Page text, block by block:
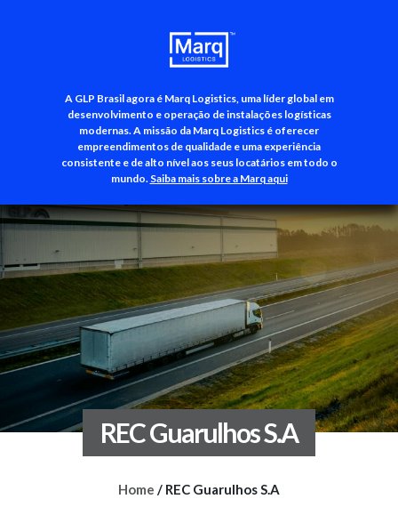
A GLP Brasil agora é Marq Logistics, uma líder global em
desenvolvimento e operação de instalações logísticas
modernas. A missão da Marq Logistics é oferecer
empreendimentos de qualidade e uma experiência
consistente e de alto nível aos seus locatários em todo o
mundo. Saiba mais sobre a Marq aqui
+55 (11) 3500-3700
REC Guarulhos S.A
Home / REC Guarulhos S.A